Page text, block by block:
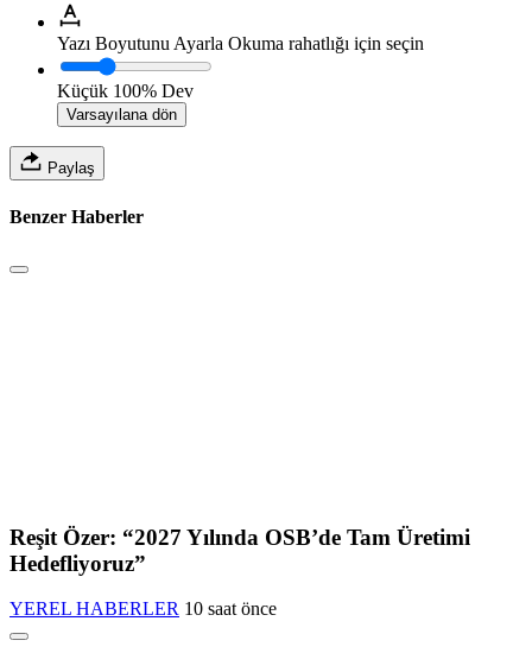
Yazı Boyutunu Ayarla Okuma rahatlığı için seçin
Küçük 100% Dev
Varsayılana dön
Paylaş
Benzer Haberler
Reşit Özer: “2027 Yılında OSB’de Tam Üretimi
Hedefliyoruz”
YEREL HABERLER 10 saat önce